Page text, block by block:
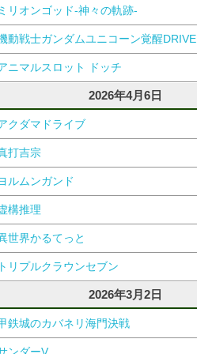
リオンゴッド-神々の軌跡-
動戦士ガンダムユニコーン覚醒DRIVE
ニマルスロット ドッチ
2026年4月6日
クダマドライブ
打吉宗
ルムンガンド
構推理
世界かるてっと
リプルクラウンセブン
2026年3月2日
鉄城のカバネリ海門決戦